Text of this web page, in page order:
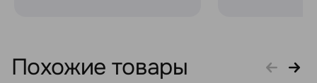
Похожие товары